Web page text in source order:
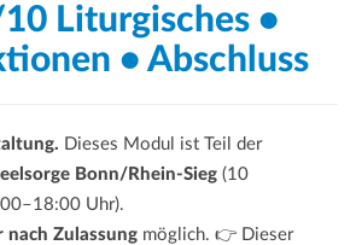
Liturgisches •
• Abschluss
Dieses Modul ist Teil der
Bonn/Rhein-Sieg (10
Uhr).
nach Zulassung möglich. 👉 Dieser